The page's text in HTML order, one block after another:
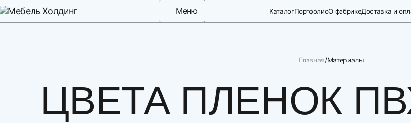
Меню КаталогПортфолиоО фабрикеДоставка и
Главная Материалы
ЦВЕТА ПЛЕНОК